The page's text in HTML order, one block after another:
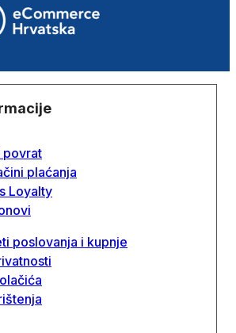
povrat
plaćanja
Loyalty
poslovanja i kupnje